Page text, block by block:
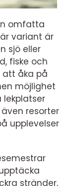
omfatta
variant är
sjö eller
fiske och
att åka på
möjlighet
resorter
upplevelser
stränder,